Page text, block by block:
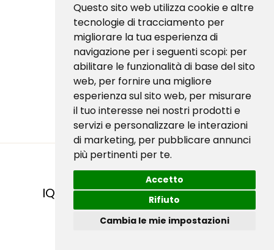
Questo sito web utilizza cookie e altre
tecnologie di tracciamento per
migliorare la tua esperienza di
navigazione per i seguenti scopi: per
abilitare le funzionalità di base del sito
web, per fornire una migliore
esperienza sul sito web, per misurare
il tuo interesse nei nostri prodotti e
servizi e personalizzare le interazioni
di marketing, per pubblicare annunci
più pertinenti per te.
Accetto
Rifiuto
Cambia le mie impostazioni
Seguici sui nostri social
IQC S.R.L| Via di Corticella 181/3 - 40128
Bologna (BO) | P.IVA 03332011208